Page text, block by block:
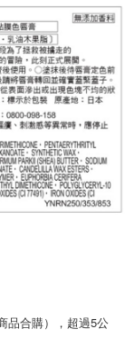
品合購），超過5公